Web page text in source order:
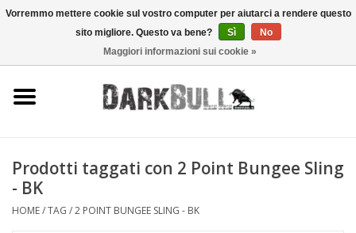
0 Articoli - €0,00
tiro
all'aperto
equipaggiamento tattico
Prodotti taggati con 2 Point Bungee Sling
- BK
HOME/TAG /2 POINT BUNGEE SLING - BK
Vorremmo mettere cookie sul vostro computer per aiutarci a rendere questo
sito migliore. Questo va bene?
Sì
No
Maggiori informazioni sui cookie »